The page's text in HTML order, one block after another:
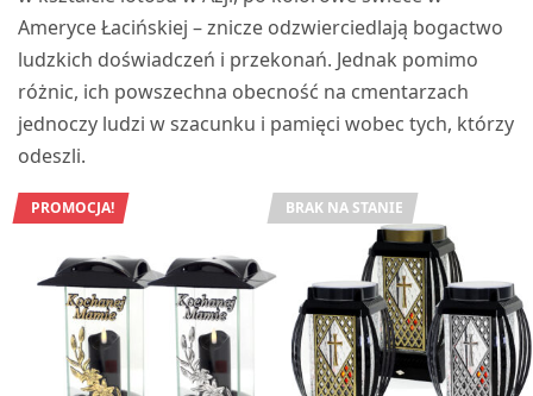
Ameryce Łacińskiej – znicze odzwierciedlają bogactwo
ludzkich doświadczeń i przekonań. Jednak pomimo
różnic, ich powszechna obecność na cmentarzach
jednoczy ludzi w szacunku i pamięci wobec tych, którzy
odeszli.
PROMOCJA! BRAK NA STANIE